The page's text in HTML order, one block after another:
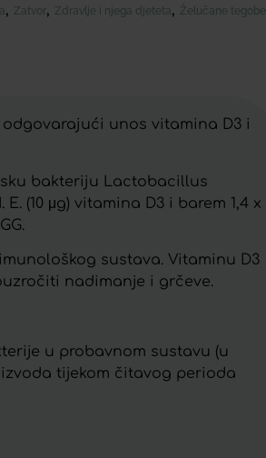
, Zatvor, Zdravlje i njega djeteta, Želučane tegobe
unos vitamina D3 i
bakteriju Lactobacillus
(10 μg) vitamina D3 i barem 1,4 x
sustava. Vitaminu D3
nadimanje i grčeve.
u probavnom sustavu (u
tijekom čitavog perioda